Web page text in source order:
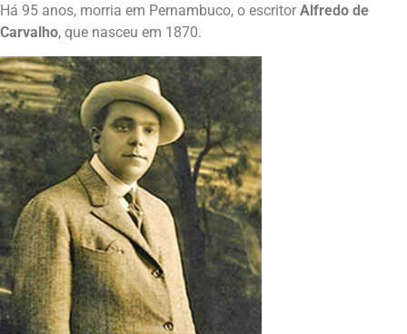
Há 95 anos, morria em Pernambuco, o escritor Alfredo de
Carvalho, que nasceu em 1870.